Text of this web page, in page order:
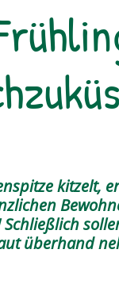
kitzelt,
überhand